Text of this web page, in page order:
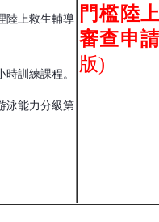
陸上救生輔導
訓練課程。
泳能力分級第
門檻陸
審查申
版)